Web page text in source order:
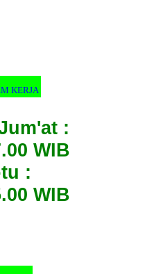
KERJA
:
WIB
:
WIB